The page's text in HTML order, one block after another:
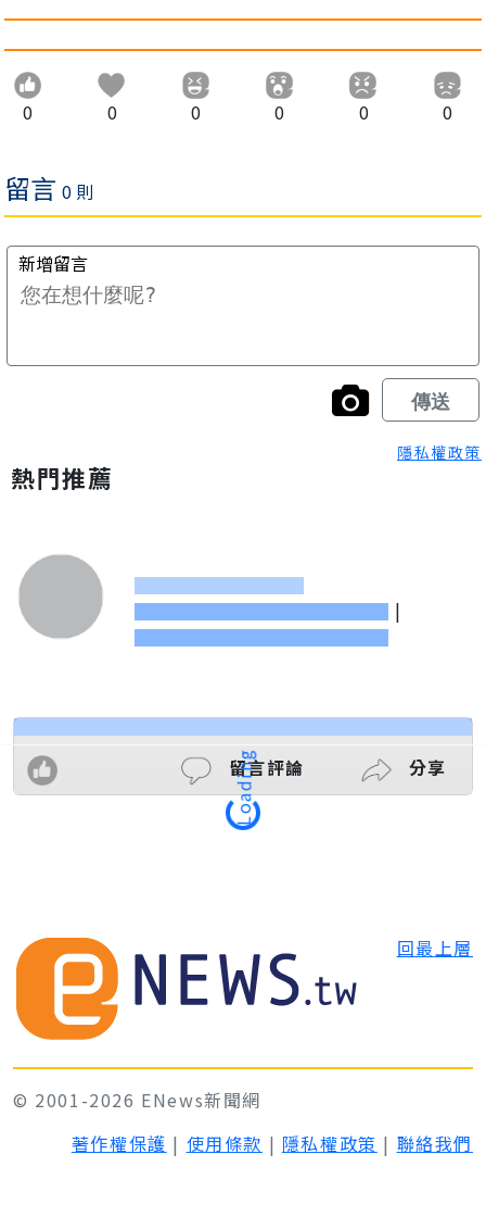
0 0 0 0 0 0
隱私權政策
熱門推薦
|
留言評論 分享
Loading
回最上層
© 2001-2026 ENews新聞網
著作權保護 | 使用條款 | 隱私權政策 | 聯絡我們